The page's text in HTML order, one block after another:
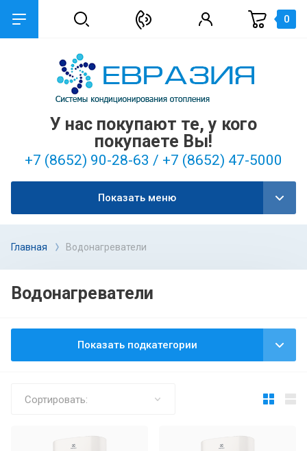
0
У нас покупают те, у кого
покупаете Вы!
+7 (8652) 90-28-63 / +7 (8652) 47-5000
Показать меню
Главная Водонагреватели
Водонагреватели
Показать подкатегории
Сортировать: